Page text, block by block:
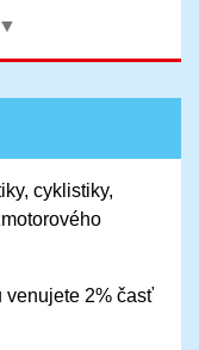
▼
cyklistiky,
venujete 2% časť